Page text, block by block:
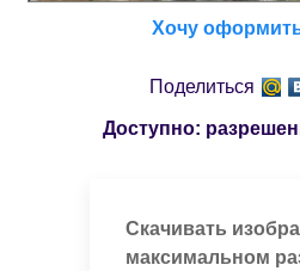
Хочу
Поделиться
Доступно:
Скачивать
максимальном